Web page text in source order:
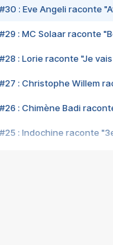
#30 : Eve Angeli raconte
#29 : MC Solaar raconte
#28 : Lorie raconte "Je
#27 : Christophe Willem
#26 : Chimène Badi
#25 : Indochine raconte